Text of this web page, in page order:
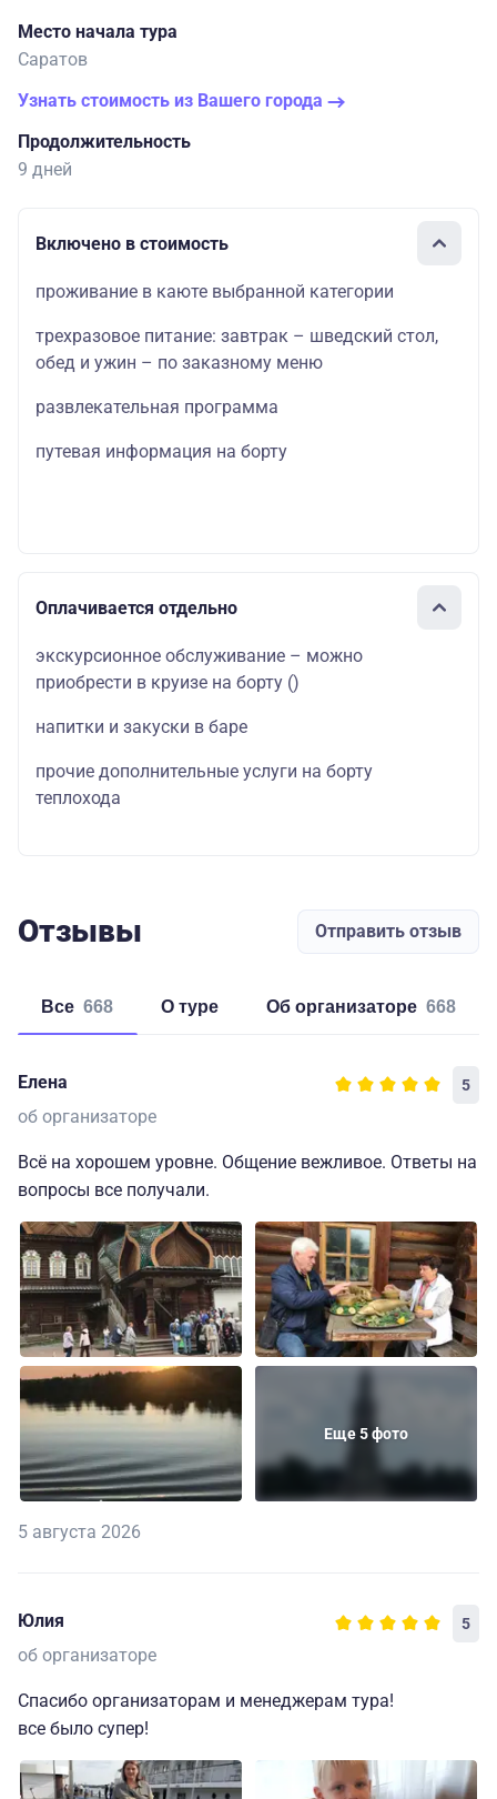
Место начала тура
Саратов
Узнать стоимость из Вашего города
Продолжительность
9 дней
Включено в стоимость
проживание в каюте выбранной категории
трехразовое питание: завтрак – шведский стол,
обед и ужин – по заказному меню
развлекательная программа
путевая информация на борту
Оплачивается отдельно
экскурсионное обслуживание – можно
приобрести в круизе на борту ()
напитки и закуски в баре
прочие дополнительные услуги на борту
теплохода
Отзывы Отправить отзыв
Все 668 о туре об организаторе 668
Елена 5
об организаторе
Всё на хорошем уровне. Общение вежливое. Ответы на
вопросы все получали.
Еще 5 фото
5 августа 2026
Юлия 5
об организаторе
Спасибо организаторам и менеджерам тура!
все было супер!